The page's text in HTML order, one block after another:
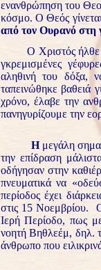
ενανθρώπηση του
κόσμο. Ο Θεός
από τον Ουρανό στη
Ο Χριστός ήλθε
γκρεμισμένες
αληθινή του δόξα,
ταπεινώθηκε βαθειά
χρόνο, έλαβε την
πανηγυρίζουμε την
Ημεγάλη
την επίδραση
οδήγησαν στην
πνευματικά να
περίοδος έχει
στις 15 Νοεμβρίου.
Ιερή Περίοδο, πως
νοητή Βηθλεέμ, δηλ.
άνθρωπο που